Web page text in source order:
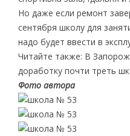
Но даже если ремонт
сентября школу для
надо будет ввести в
Читайте также: В
доработку почти треть
Фото автора